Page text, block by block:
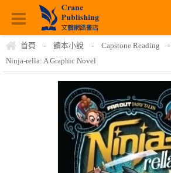
首頁 - 讀本小說 - Capstone Reading
-
Ninja-rella: A Graphic Novel